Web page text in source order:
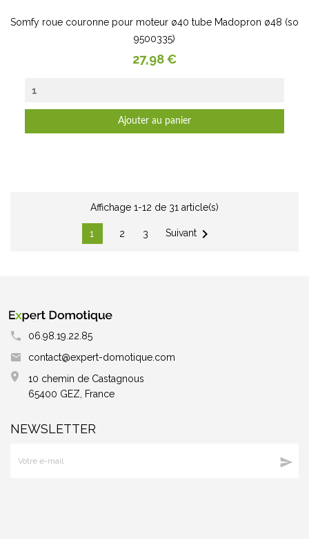
Somfy roue couronne pour moteur ø40 tube Madopron ø48 (so
9500335)
Prix
27,98 €
Ajouter au panier
Affichage 1-12 de 31 article(s)
1 2 3 Suivant 
06.98.19.22.85
contact@expert-domotique.com
10 chemin de Castagnous
65400 GEZ, France
NEWSLETTER
